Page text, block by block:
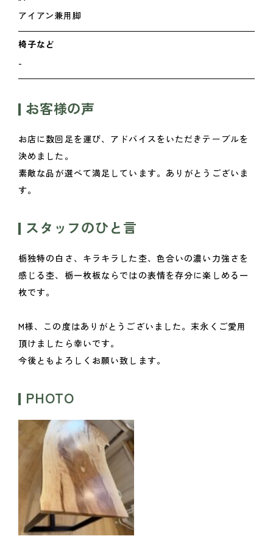
アイアン兼用脚
椅子など
-
お客様の声
お店に数回足を運び、アドバイスをいただきテーブルを
決めました。
素敵な品が選べて満足しています。ありがとうございま
す。
スタッフのひと言
栃独特の白さ、キラキラした杢、色合いの濃い力強さを
感じる杢、栃一枚板ならではの表情を存分に楽しめる一
枚です。
M様、この度はありがとうございました。末永くご愛用
頂けましたら幸いです。
今後ともよろしくお願い致します。
PHOTO